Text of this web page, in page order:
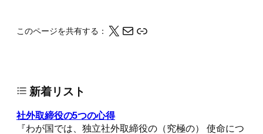
このページを共有する： X メール このページの情報をクリップボードにコピーする
新着リスト
社外取締役の5つの心得
『わが国では、独立社外取締役の（究極の） 使命につ